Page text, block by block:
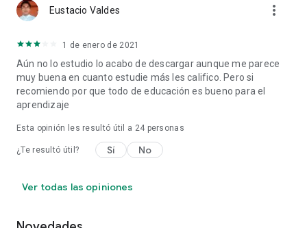
Eustacio Valdes more_vert
1 de enero de 2021
Aún no lo estudio lo acabo de descargar aunque me parece
muy buena en cuanto estudie más les califico. Pero si
recomiendo por que todo de educación es bueno para el
aprendizaje
Esta opinión les resultó útil a 24 personas
¿Te resultó útil? Sí No
Ver todas las opiniones